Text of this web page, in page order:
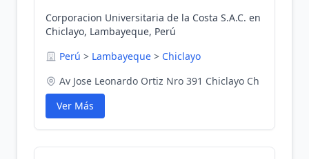
Corporacion Universitaria de la Costa S.A.C. en
Chiclayo, Lambayeque, Perú
Perú > Lambayeque > Chiclayo
Av Jose Leonardo Ortiz Nro 391 Chiclayo Ch
Ver Más